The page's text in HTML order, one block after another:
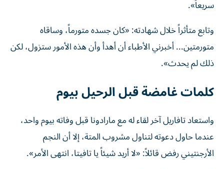
سريعاً».
وتابع متأثراً خلال شهادته: «كان جسده متورماً، وساقاه
متورمتين... أخبرني الأطباء أن أهدأ وأن هذه الأمور ستزول، لكن
ذلك لم يحدث».
كلمات غامضة قبل الرحيل بيوم
واستعاد تافاريل آخر لقاء له مع مارادونا قبل وفاته بيوم واحد،
عندما حاول دعوته لتناول مشروب المتة، إلا أن النجم
الأرجنتيني رفض قائلاً: «لا أريد شيئاً يا تافيتا، انتهى الأمر».